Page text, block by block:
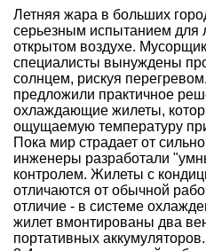
Летняя жара в больших
серьезным испытанием
открытом воздухе.
специалисты вынуждены
солнцем, рискуя
предложили практичное
охлаждающие жилеты,
ощущаемую температуру
Пока мир страдает от
инженеры разработали
контролем. Жилеты с
отличаются от обычной
отличие - в системе
жилет вмонтированы два
портативных